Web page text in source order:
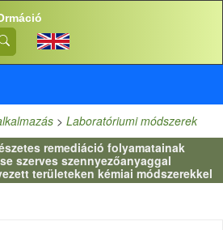
> Laboratóriumi módszerek
remediáció folyamatainak
szerves szennyezőanyaggal
területeken kémiai módszerekkel